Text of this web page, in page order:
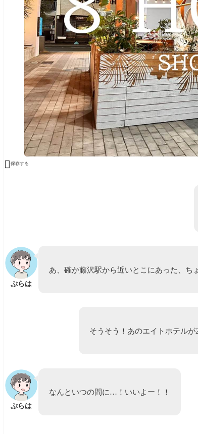
 保存する
ぷらは
あ、確か藤沢駅から近いとこにあった、ち
そうそう！あのエイトホテル
ぷらは
なんといつの間に…！いいよー！！